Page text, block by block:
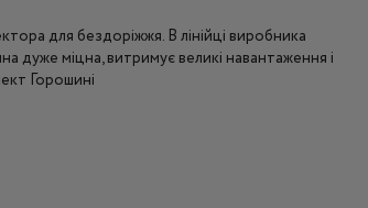
для бездоріжжя. В лінійці виробника
дуже міцна, витримує великі навантаження і
Горошині